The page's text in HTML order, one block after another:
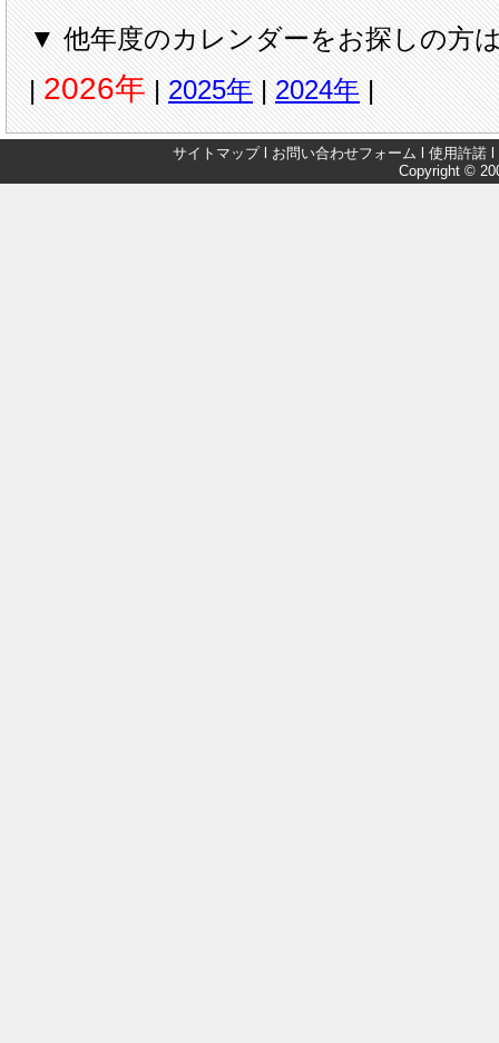
▼ 他年度のカレンダーをお探しの方
| 2026年 | 2025年 | 2024年 |
サイトマップl お問い合わせフォーム 使用許諾
Copyright ©